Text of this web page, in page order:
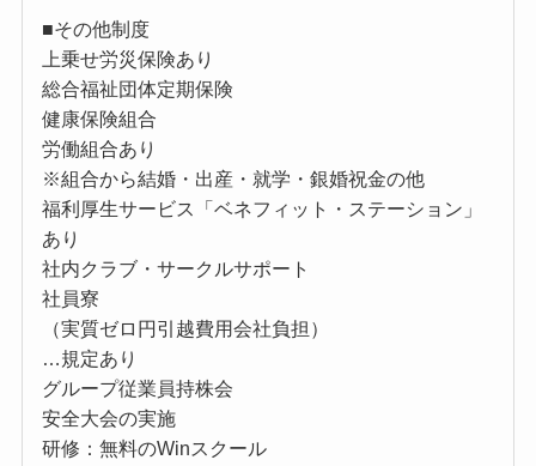
■その他制度
上乗せ労災保険あり
総合福祉団体定期保険
健康保険組合
労働組合あり
※組合から結婚・出産・就学・銀婚祝金の他
福利厚生サービス「ベネフィット・ステーション」
あり
社内クラブ・サークルサポート
社員寮
（実質ゼロ円引越費用会社負担）
…規定あり
グループ従業員持株会
安全大会の実施
研修：無料のWinスクール